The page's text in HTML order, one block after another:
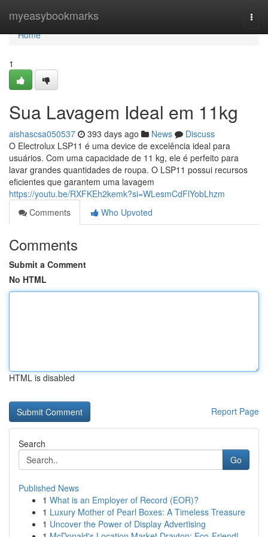
myeasybookmarks
Home
Home
1
Sua Lavagem Ideal em 11kg
aishascsa050537 393 days ago News
Discuss
O Electrolux LSP11 é uma device de excelência ideal para
usuários. Com uma capacidade de 11 kg, ele é perfeito para
lavar grandes quantidades de roupa. O LSP11 possui recursos
eficientes que garantem uma lavagem
https://youtu.be/RXFKEh2kemk?si=WLesmCdFlYobLhzm
Comments
Who Upvoted
Comments
Submit a Comment
No HTML
HTML is disabled
Report Page
Search
Go
Published News
1 What is an Employer of Record (EOR)?
1 Luxury Mother of Pearl Boxes: A Timeless Treasure
1 Uncover the Power of Display Advertising